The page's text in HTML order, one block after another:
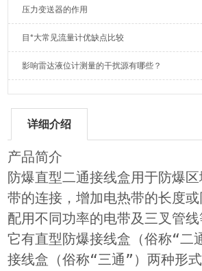
压力变送器的作用
目*大常见流量计优缺点比较
影响雷达液位计测量的干扰源有哪些？
详细介绍
产品简介
防爆直型二通接线盒用于防爆
带的连接，增加电热带的长度
配用不同功率的电带及三叉管线
它有直型防爆接线盒（俗称“二
接线盒（俗称“三通”）两种形